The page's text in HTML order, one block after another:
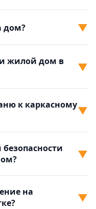
дом? ▼
жилой дом в
▼
к каркасному▼
▼
на
▼